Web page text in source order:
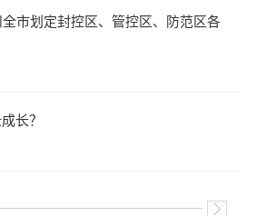
市划定封控区、管控区、防范区各
长？